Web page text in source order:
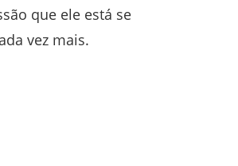
que ele está se
vez mais.